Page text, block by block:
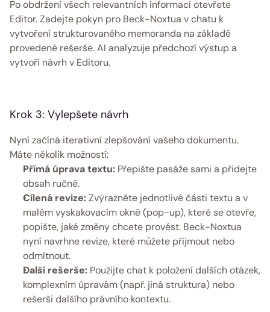
Po obdržení všech relevantních informací otevřete
Editor. Zadejte pokyn pro Beck-Noxtua v chatu k
vytvoření strukturovaného memoranda na základě
provedené rešerše. AI analyzuje předchozí výstup a
vytvoří návrh v Editoru.
Krok 3: Vylepšete návrh
Nyní začíná iterativní zlepšování vašeho dokumentu.
Máte několik možností:
Přímá úprava textu: Přepište pasáže sami a přidejte
obsah ručně.
Cílená revize: Zvýrazněte jednotlivé části textu a v
malém vyskakovacím okně (pop-up), které se otevře,
popište, jaké změny chcete provést. Beck-Noxtua
nyní navrhne revize, které můžete přijmout nebo
odmítnout.
Další rešerše: Použijte chat k položení dalších otázek,
komplexním úpravám (např. jiná struktura) nebo
rešerši dalšího právního kontextu.